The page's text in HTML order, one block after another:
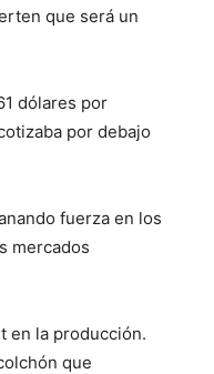
que será un
dólares por
por debajo
fuerza en los
mercados
en la producción.
que